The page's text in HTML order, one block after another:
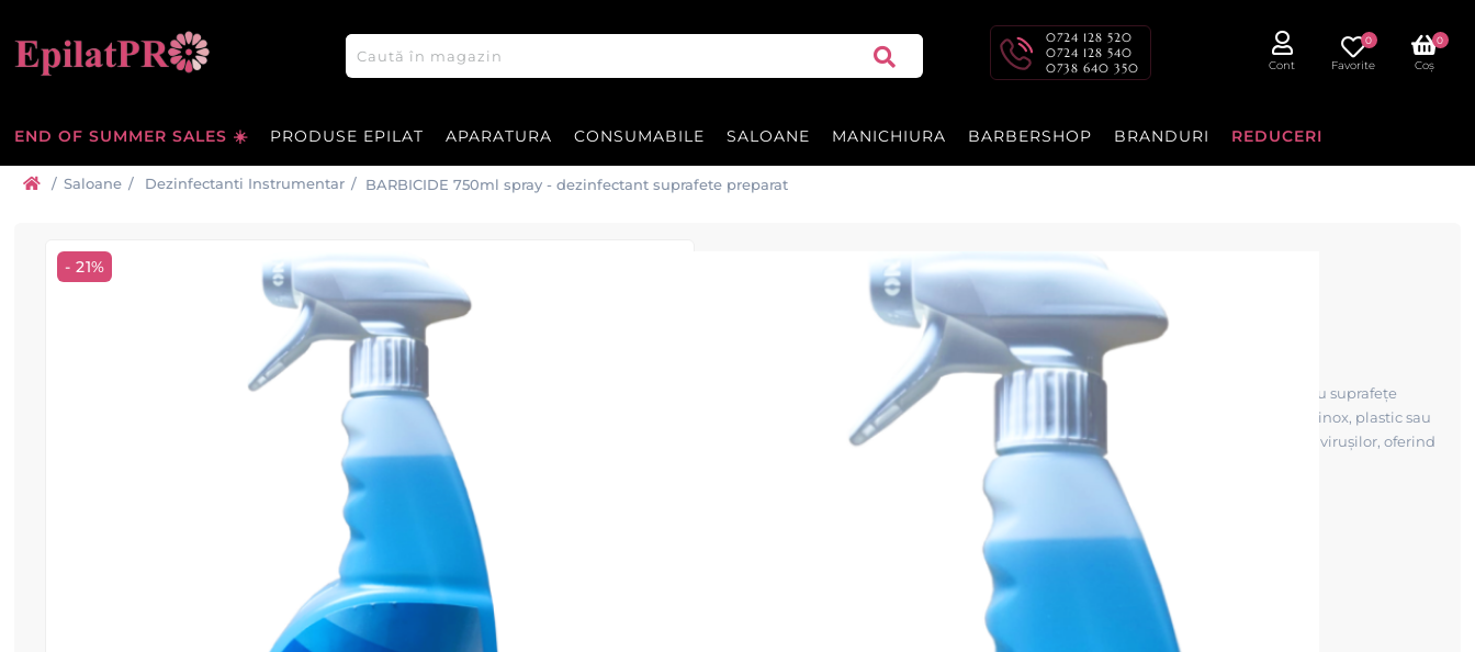
0724 128 520
0724 128 540
0738 640 350
Cont Favorite
0
Coș
0
END OF SUMMER SALES ☀️ PRODUSE EPILAT APARATURA CONSUMABILE SALOANE MANICHIURA BARBERSHOP BRANDURI REDUCERI
/ Saloane / Dezinfectanti Instrumentar / BARBICIDE 750ml spray - dezinfectant suprafete preparat
- 21%
BARBICIDE 750ml spray - dezinfectant
suprafete preparat
BARBICIDE 750 ml Spray este un dezinfectant profesional gata de utilizare pentru suprafețe
netede, ideal pentru igienizarea mobilierului, aparatelor și suprafețelor din acril, inox, plastic sau
ceramică. Formula sa acționează rapid și eficient împotriva bacteriilor, fungilor și virușilor, oferind
o dezinfectare sigură și convenabilă pentru saloane, frizerii și centre profesionale.
Fiți primul care recenzează produsul